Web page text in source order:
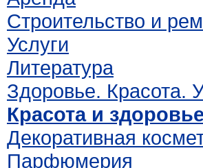
Строительство и
Услуги
Литература
Здоровье. Красота.
Красота и здоровье
Декоративная
Парфюмерия